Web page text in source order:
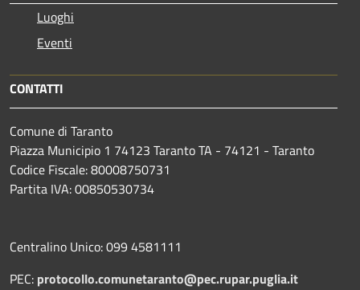
Luoghi
Eventi
CONTATTI
Comune di Taranto
Piazza Municipio 1 74123 Taranto TA - 74121 - Taranto
Codice Fiscale: 80008750731
Partita IVA: 00850530734
Centralino Unico: 099 4581111
PEC: protocollo.comunetaranto@pec.rupar.puglia.it